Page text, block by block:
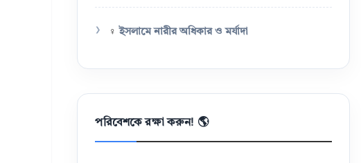
♀️ইসলামে নারীর অধিকার ও মর্যাদা
পরিবেশকে রক্ষা করুন! 🌎